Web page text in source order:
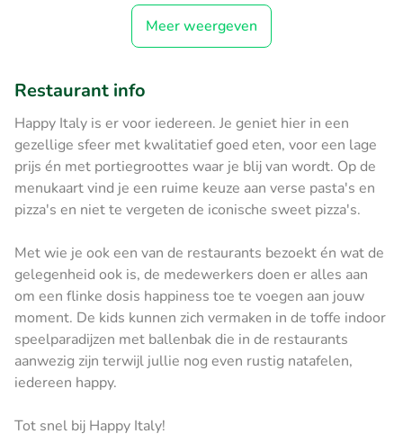
Meer weergeven
Restaurant info
Happy Italy is er voor iedereen. Je geniet hier in een
gezellige sfeer met kwalitatief goed eten, voor een lage
prijs én met portiegroottes waar je blij van wordt. Op de
menukaart vind je een ruime keuze aan verse pasta's en
pizza's en niet te vergeten de iconische sweet pizza's.
Met wie je ook een van de restaurants bezoekt én wat de
gelegenheid ook is, de medewerkers doen er alles aan
om een flinke dosis happiness toe te voegen aan jouw
moment. De kids kunnen zich vermaken in de toffe indoor
speelparadijzen met ballenbak die in de restaurants
aanwezig zijn terwijl jullie nog even rustig natafelen,
iedereen happy.
Tot snel bij Happy Italy!